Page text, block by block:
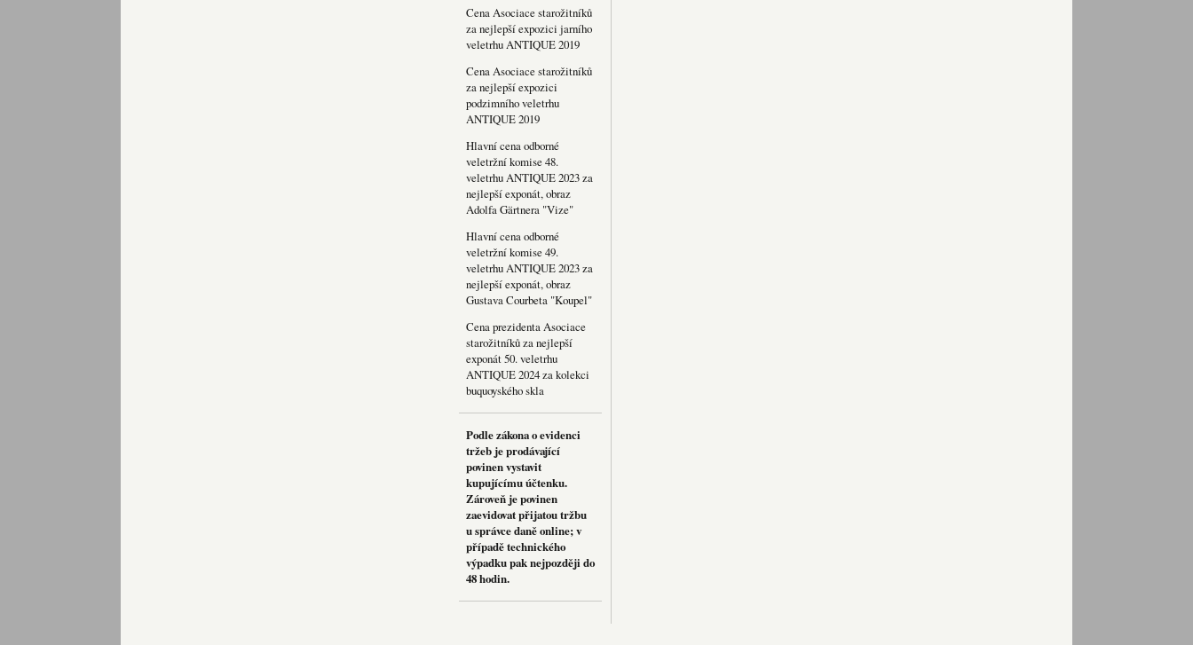
Cena Asociace starožitníků
za nejlepší expozici jarního
veletrhu ANTIQUE 2019
Cena Asociace starožitníků
za nejlepší expozici
podzimního veletrhu
ANTIQUE 2019
Hlavní cena odborné
veletržní komise 48.
veletrhu ANTIQUE 2023 za
nejlepší exponát, obraz
Adolfa Gärtnera "Vize"
Hlavní cena odborné
veletržní komise 49.
veletrhu ANTIQUE 2023 za
nejlepší exponát, obraz
Gustava Courbeta "Koupel"
Cena prezidenta Asociace
starožitníků za nejlepší
exponát 50. veletrhu
ANTIQUE 2024 za kolekci
buquoyského skla
Podle zákona o evidenci
tržeb je prodávající
povinen vystavit
kupujícímu účtenku.
Zároveň je povinen
zaevidovat přijatou tržbu
u správce daně online; v
případě technického
výpadku pak nejpozději do
48 hodin.